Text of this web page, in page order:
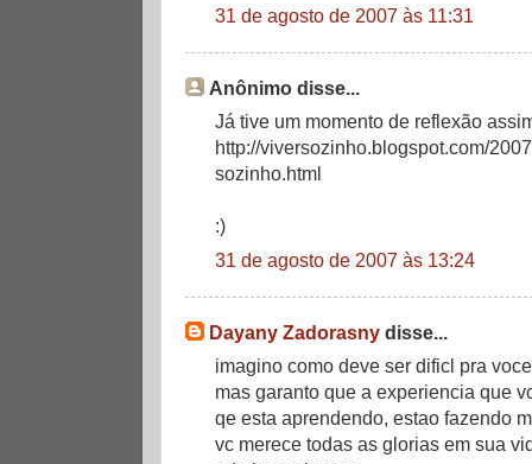
31 de agosto de 2007 às 11:31
Anônimo disse...
Já tive um momento de reflexão
http://viversozinho.blogspot.com/
sozinho.html
:)
31 de agosto de 2007 às 13:24
Dayany Zadorasny disse...
imagino como deve ser dificl pra
mas garanto que a experiencia que
qe esta aprendendo, estao fazendo
vc merece todas as glorias em sua